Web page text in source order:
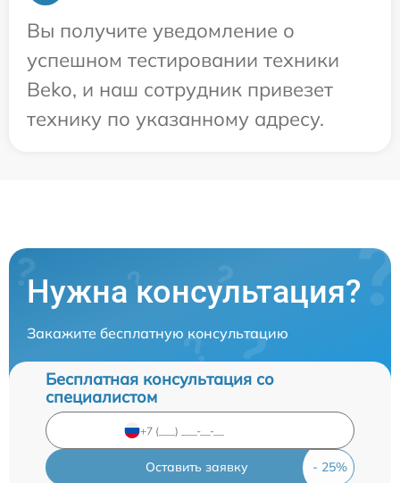
Вы получите уведомление о
успешном тестировании техники
Beko, и наш сотрудник привезет
технику по указанному адресу.
Нужна консультация?
Закажите бесплатную консультацию
Бесплатная консультация со
специалистом
Оставить заявку